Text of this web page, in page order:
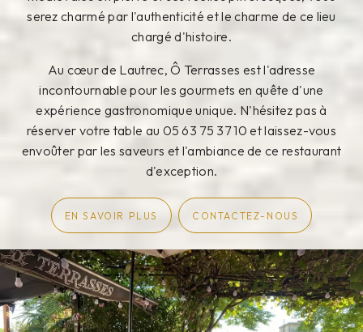
serez charmé par l'authenticité et le charme de ce lieu
chargé d'histoire.
Au cœur de Lautrec, Ô Terrasses est l'adresse
incontournable pour les gourmets en quête d'une
expérience gastronomique unique. N'hésitez pas à
réserver votre table au 05 63 75 37 10 et laissez-vous
envoûter par les saveurs et l'ambiance de ce restaurant
d'exception.
EN SAVOIR PLUS CONTACTEZ-NOUS